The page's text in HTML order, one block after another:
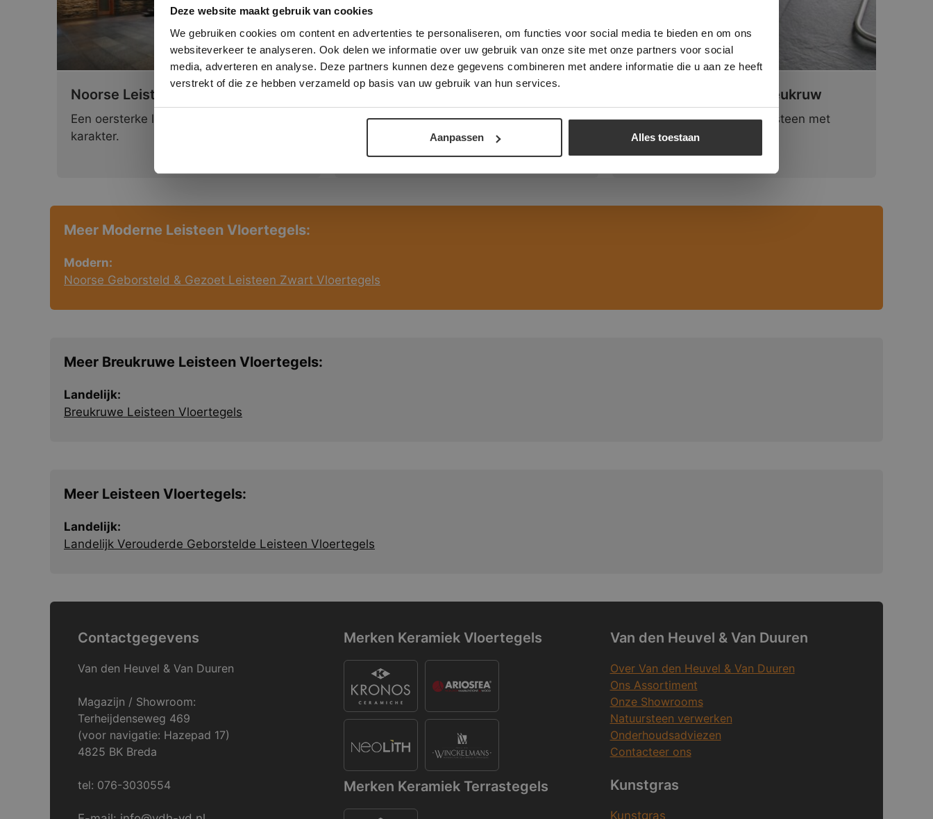
Deze website maakt gebruik van cookies
We gebruiken cookies om content en advertenties te personaliseren, om functies voor social media te bieden en om ons
websiteverkeer te analyseren. Ook delen we informatie over uw gebruik van onze site met onze partners voor social
media, adverteren en analyse. Deze partners kunnen deze gegevens combineren met andere informatie die u aan ze heeft
verstrekt of die ze hebben verzameld op basis van uw gebruik van hun services.
Aanpassen Alles toestaan
Noorse Leisteen | Bruin | Breukruw
Een oersterke leisteen met een warm
karakter.
Mustang | Golden Glow | Breukruw
De bekende Mustang Leisteen, maar dan
met een goud / bruine gloed.
New Desert Black | Breukruw
Een eenvoudige zwarte leisteen met
breukruwe structuur.
Meer Moderne Leisteen Vloertegels:
Modern:
Noorse Geborsteld & Gezoet Leisteen Zwart Vloertegels
Meer Breukruwe Leisteen Vloertegels:
Landelijk:
Breukruwe Leisteen Vloertegels
Meer Leisteen Vloertegels:
Landelijk:
Landelijk Verouderde Geborstelde Leisteen Vloertegels
Contactgegevens
Van den Heuvel & Van Duuren
Magazijn / Showroom:
Terheijdenseweg 469
(voor navigatie: Hazepad 17)
4825 BK Breda
tel: 076-3030554
Merken Keramiek Vloertegels
Merken Keramiek Terrastegels
Van den Heuvel & Van Duuren
Over Van den Heuvel & Van Duuren
Ons Assortiment
Onze Showrooms
Natuursteen verwerken
Onderhoudsadviezen
Contacteer ons
Kunstgras
Kunstgras
Deze website gebruikt cookies om de gebruikerservaring te verbeteren. Door gebruik te maken van
onze website geeft u toestemming voor alle cookies in overeenstemming met ons cookiebeleid.
verder
ALLES ACCEPTEREN ALLES AFWIJZEN